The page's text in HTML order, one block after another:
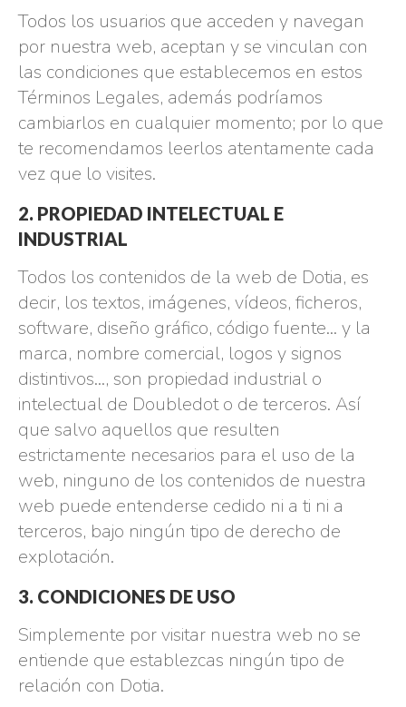
Todos los usuarios que acceden y navegan
por nuestra web, aceptan y se vinculan con
las condiciones que establecemos en estos
Términos Legales, además podríamos
cambiarlos en cualquier momento; por lo que
te recomendamos leerlos atentamente cada
vez que lo visites.
2. PROPIEDAD INTELECTUAL E
INDUSTRIAL
Todos los contenidos de la web de Dotia, es
decir, los textos, imágenes, vídeos, ficheros,
software, diseño gráfico, código fuente… y la
marca, nombre comercial, logos y signos
distintivos…, son propiedad industrial o
intelectual de Doubledot o de terceros. Así
que salvo aquellos que resulten
estrictamente necesarios para el uso de la
web, ninguno de los contenidos de nuestra
web puede entenderse cedido ni a ti ni a
terceros, bajo ningún tipo de derecho de
explotación.
3. CONDICIONES DE USO
Simplemente por visitar nuestra web no se
entiende que establezcas ningún tipo de
relación con Dotia.